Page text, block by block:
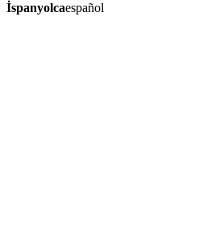
İspanyolcaespañol